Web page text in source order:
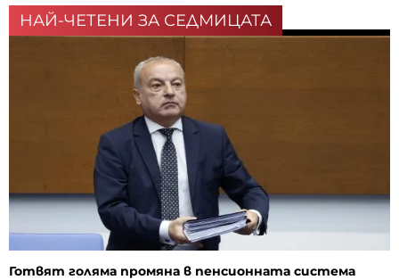
НАЙ-ЧЕТЕНИ ЗА СЕДМИЦАТА
Готвят голяма промяна в пенсионната система